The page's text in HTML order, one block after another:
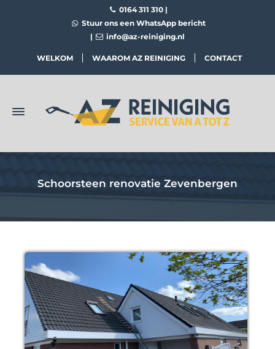
0164 311 310 |
Stuur ons een WhatsApp bericht
|
info@az-reiniging.nl
WELKOM WAAROM AZ REINIGING CONTACT
Schoorsteen renovatie Zevenbergen